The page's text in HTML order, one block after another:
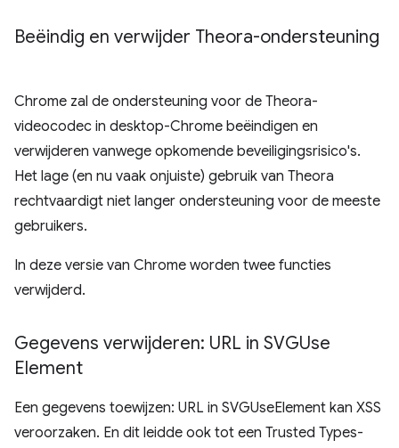
Beëindig en verwijder Theora-ondersteuning
Chrome zal de ondersteuning voor de Theora-
videocodec in desktop-Chrome beëindigen en
verwijderen vanwege opkomende beveiligingsrisico's.
Het lage (en nu vaak onjuiste) gebruik van Theora
rechtvaardigt niet langer ondersteuning voor de meeste
gebruikers.
In deze versie van Chrome worden twee functies
verwijderd.
Gegevens verwijderen: URL in SVGUse
Element
Een gegevens toewijzen: URL in SVGUseElement kan XSS
veroorzaken. En dit leidde ook tot een Trusted Types-